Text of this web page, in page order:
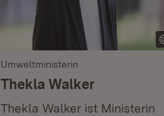
Umweltministerin
Thekla Walker
Thekla Walker ist Ministerin